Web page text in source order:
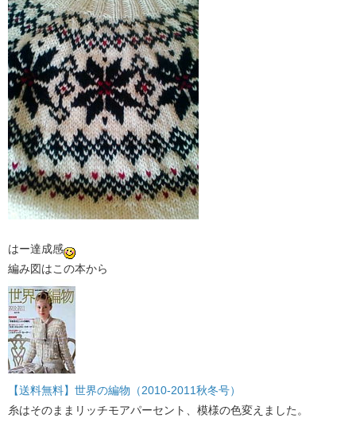
はー達成感
編み図はこの本から
【送料無料】世界の編物（2010-2011秋冬号）
糸はそのままリッチモアパーセント、模様の色変えました。